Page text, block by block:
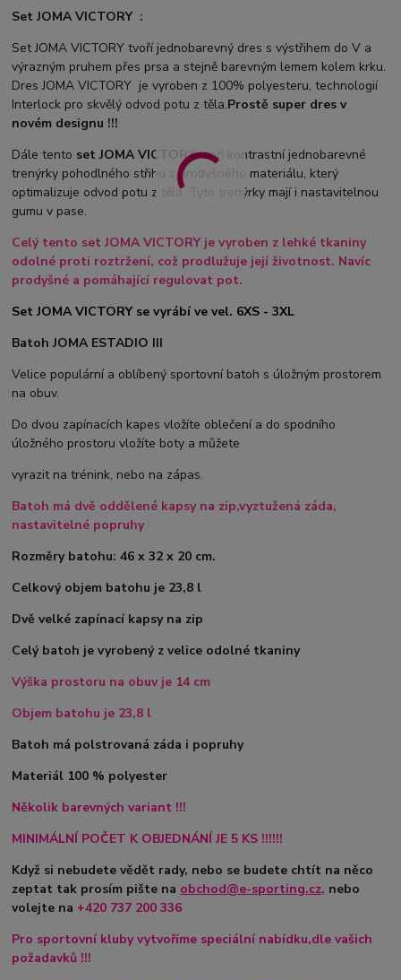
Set JOMA VICTORY :
Set JOMA VICTORY tvoří jednobarevný dres s výstřihem do V a
výrazným pruhem přes prsa a stejně barevným lemem kolem krku.
Dres JOMA VICTORY je vyroben z 100% polyesteru, technologií
Interlock pro skvělý odvod potu z těla.Prostě super dres v
novém designu !!!
Dále tento set JOMA VICTORYtvoří kontrastní jednobarevné
trenýrky pohodlného střihu z prodyšného materiálu, který
optimalizuje odvod potu z těla. Tyto trenýrky mají i nastavitelnou
gumu v pase.
Celý tento set JOMA VICTORY je vyroben z lehké tkaniny
odolné proti roztržení, což prodlužuje její životnost. Navíc
prodyšné a pomáhající regulovat pot.
Set JOMA VICTORY se vyrábí ve vel. 6XS - 3XL
Batoh JOMA ESTADIO III
Velice populární a oblíbený sportovní batoh s úložným prostorem
na obuv.
Do dvou zapínacích kapes vložíte oblečení a do spodního
úložného prostoru vložíte boty a můžete
vyrazit na trénink, nebo na zápas.
Batoh má dvě oddělené kapsy na zip,vyztužená záda,
nastavitelné popruhy
Rozměry batohu: 46 x 32 x 20 cm.
Celkový objem batohu je 23,8 l
Dvě velké zapínací kapsy na zip
Celý batoh je vyrobený z velice odolné tkaniny
Výška prostoru na obuv je 14 cm
Objem batohu je 23,8 l
Batoh má polstrovaná záda i popruhy
Materiál 100 % polyester
Několik barevných variant !!!
MINIMÁLNÍ POČET K OBJEDNÁNÍ JE 5 KS !!!!!!
Když si nebudete vědět rady, nebo se budete chtít na něco
zeptat tak prosím pište na obchod@e-sporting.cz, nebo
volejte na +420 737 200 336
Pro sportovní kluby vytvoříme speciální nabídku,dle vašich
požadavků !!!